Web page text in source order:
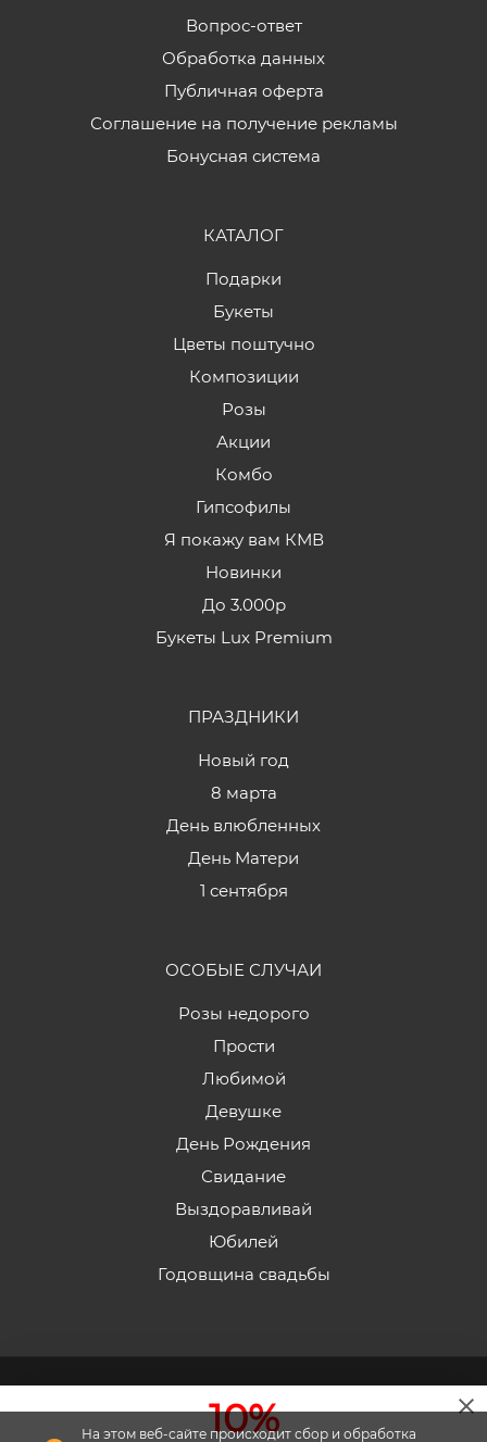
10%
На этом веб-сайте происходит сбор и обработка
Вопрос-ответ
Обработка данных
Публичная оферта
Соглашение на получение рекламы
Бонусная система
КАТАЛОГ
Подарки
Букеты
Цветы поштучно
Композиции
Розы
Акции
Комбо
Гипсофилы
Я покажу вам КМВ
Новинки
До 3.000р
Букеты Lux Premium
ПРАЗДНИКИ
Новый год
8 марта
День влюбленных
День Матери
1 сентября
ОСОБЫЕ СЛУЧАИ
Розы недорого
Прости
Любимой
Девушке
День Рождения
Свидание
Выздоравливай
Юбилей
Годовщина свадьбы
2026 © «Эдельвейс» - Интернет-магазин доставки
цветов в Пятигорске.